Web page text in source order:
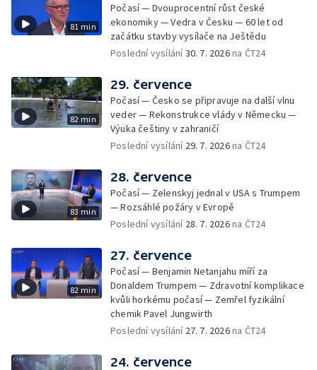
81 min
Počasí — Dvouprocentní růst české
ekonomiky — Vedra v Česku — 60 let od
začátku stavby vysílače na Ještědu
Poslední vysílání30. 7. 2026na ČT24
82 min
29. července
Počasí — Česko se připravuje na další vlnu
veder — Rekonstrukce vlády v Německu —
Výuka češtiny v zahraničí
Poslední vysílání 29. 7. 2026na ČT24
83 min
28. července
Počasí — Zelenskyj jednal v USA s Trumpem
— Rozsáhlé požáry v Evropě
Poslední vysílání 28. 7. 2026na ČT24
82 min
27. července
Počasí — Benjamin Netanjahu míří za
Donaldem Trumpem — Zdravotní komplikace
kvůli horkému počasí — Zemřel fyzikální
chemik Pavel Jungwirth
Poslední vysílání 27. 7. 2026na ČT24
24. července